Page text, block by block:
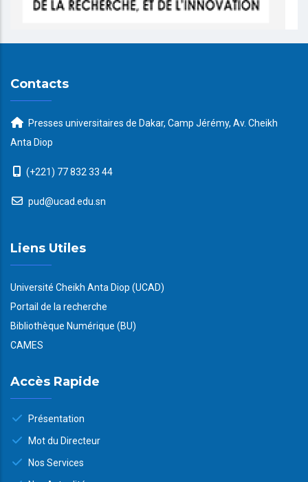
Contacts
Presses universitaires de Dakar, Camp Jérémy, Av. Cheikh
Anta Diop
(+221) 77 832 33 44
pud@ucad.edu.sn
Liens Utiles
Université Cheikh Anta Diop (UCAD)
Portail de la recherche
Bibliothèque Numérique (BU)
CAMES
Accès Rapide
Présentation
Mot du Directeur
Nos Services